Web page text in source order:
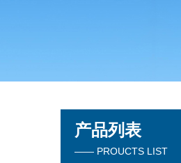
产品列表
—— PROUCTS LIST